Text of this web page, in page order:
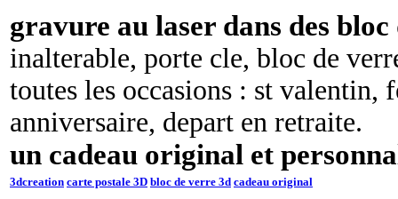
gravure au laser dans des
inalterable, porte cle, bloc de
toutes les occasions : st valentin,
anniversaire, depart en retraite.
un cadeau original et
3dcreation carte postale 3D bloc de verre 3d cadeau original